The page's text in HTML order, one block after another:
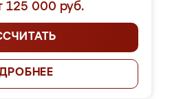
125 000 руб.